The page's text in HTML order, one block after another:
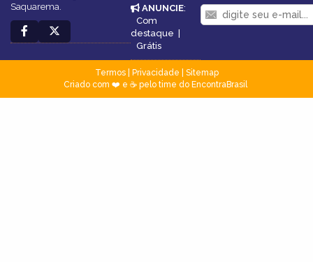
Saquarema.
ANUNCIE:
Com
destaque |
Grátis
Termos| Privacidade
Sitemap
Criado com ❤️ e ☕ pelo time do EncontraBrasil